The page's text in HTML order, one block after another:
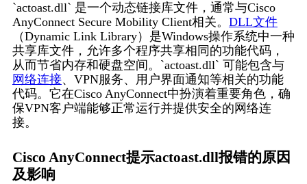
`actoast.dll` 是一个动态链接库文件，通常与Cisco
AnyConnect Secure Mobility Client相关。 DLL文件
（Dynamic Link Library）是Windows操作系统中一种
共享库文件，允许多个程序共享相同的功能代码，
从而节省内存和硬盘空间。`actoast.dll` 可能包含与
网络连接、VPN服务、用户界面通知等相关的功能
代码。它在Cisco AnyConnect中扮演着重要角色，确
保VPN客户端能够正常运行并提供安全的网络连
接。
Cisco AnyConnect提示actoast.dll报错的原因
及影响